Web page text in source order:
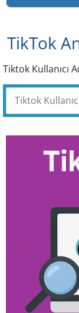
TikTok
Tiktok Kullanıcı